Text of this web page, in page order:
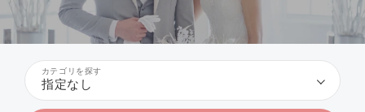
カテゴリを探す
指定なし